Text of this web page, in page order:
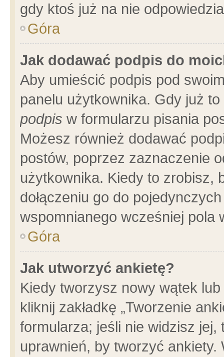
gdy ktoś już na nie
Góra
Jak dodawać podpis do
Aby umieścić podpis pod
panelu użytkownika. Gdy już
podpis w formularzu pisania
Możesz również dodawać
postów, poprzez zaznaczenie
użytkownika. Kiedy to zrobisz,
dołączeniu go do
wspomnianego wcześniej pola
Góra
Jak utworzyć ankietę?
Kiedy tworzysz nowy wątek
kliknij zakładkę „Tworzenie
formularza; jeśli nie widzisz
uprawnień, by tworzyć ankiety.